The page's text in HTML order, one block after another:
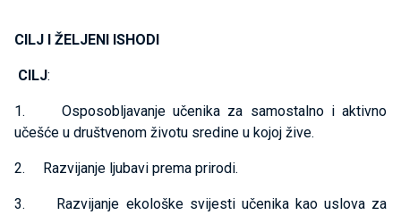
CILJ I ŽELJENI ISHODI
CILJ:
1. Osposobljavanje učenika za samostalno i aktivno
učešće u društvenom životu sredine u kojoj žive.
2. Razvijanje ljubavi prema prirodi.
3. Razvijanje ekološke svijesti učenika kao uslova za